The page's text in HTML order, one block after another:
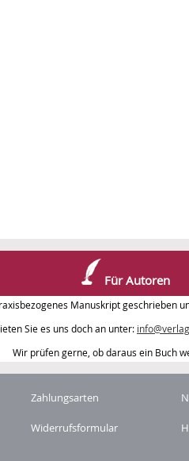
Für Autoren
Manuskript geschrieben
Sie es uns doch an unter:
Wir prüfen gerne, ob daraus ein Buch
Zahlungsarten
Widerrufsformular